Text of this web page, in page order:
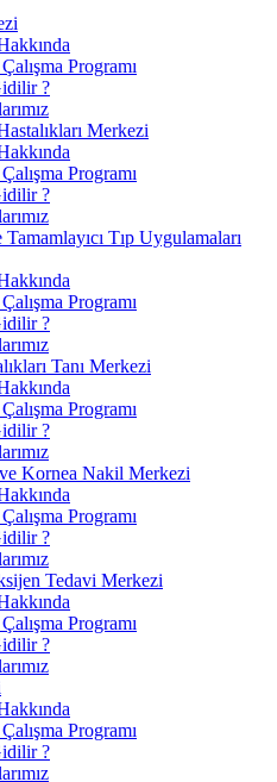
Programı
?
Merkezi
Programı
?
Tıp Uygulamaları
Programı
?
Tanı Merkezi
Programı
?
Kornea Nakil Merkezi
Programı
?
Tedavi Merkezi
Programı
?
Programı
?